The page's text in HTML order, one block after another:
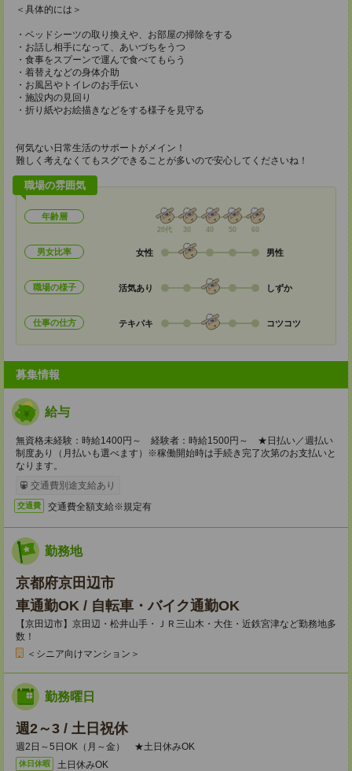
＜具体的には＞
・ベッドシーツの取り換えや、お部屋の掃除をする
・お話し相手になって、あいづちをうつ
・食事をスプーンで運んで食べてもらう
・着替えなどの身体介助
・お風呂やトイレのお手伝い
・施設内の見回り
・折り紙やお絵描きなどをする様子を見守る
何気ない日常生活のサポートがメイン！
難しく考えなくてもスグできることが多いので安心してくださいね！
職場の雰囲気
年齢層
20代 30 40 50 60
男女比率 女性 男性
職場の様子 活気あり しずか
仕事の仕方 テキパキ コツコツ
募集情報
給与
無資格未経験：時給1400円～ 経験者：時給1500円～ ★日払い／週払い
制度あり（月払いも選べます）※稼働開始時は手続き完了次第のお支払いと
なります。
交通費別途支給あり
交通費 交通費全額支給※規定有
勤務地
京都府京田辺市
車通勤OK / 自転車・バイク通勤OK
【京田辺市】京田辺・松井山手・ＪＲ三山木・大住・近鉄宮津など勤務地多
数！
＜シニア向けマンション＞
勤務曜日
週2～3 / 土日祝休
週2日～5日OK（月～金） ★土日休みOK
休日休暇 土日休みOK